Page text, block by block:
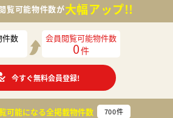
覧可能物件数が大幅アップ!!
件数 会員閲覧可能物件数
0件
今すぐ無料会員登録!
可能になる全掲載物件数 700件